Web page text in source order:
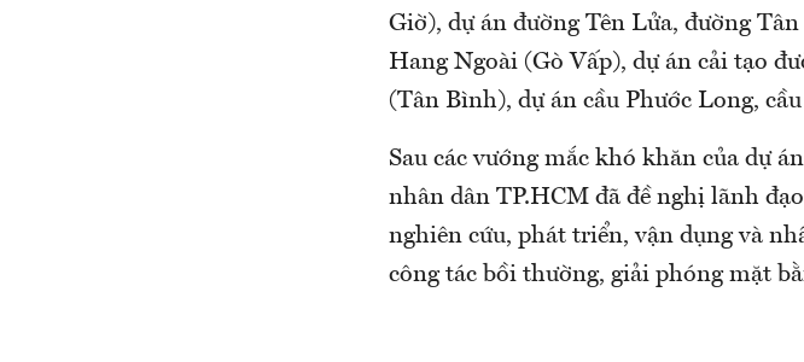
Giờ), dự án đường Tên Lửa, đường
Hang Ngoài (Gò Vấp), dự án cải tạo
(Tân Bình), dự án cầu Phước Long,
Sau các vướng mắc khó khăn của dự
nhân dân TP.HCM đã đề nghị lãnh
nghiên cứu, phát triển, vận dụng và
công tác bồi thường, giải phóng mặt